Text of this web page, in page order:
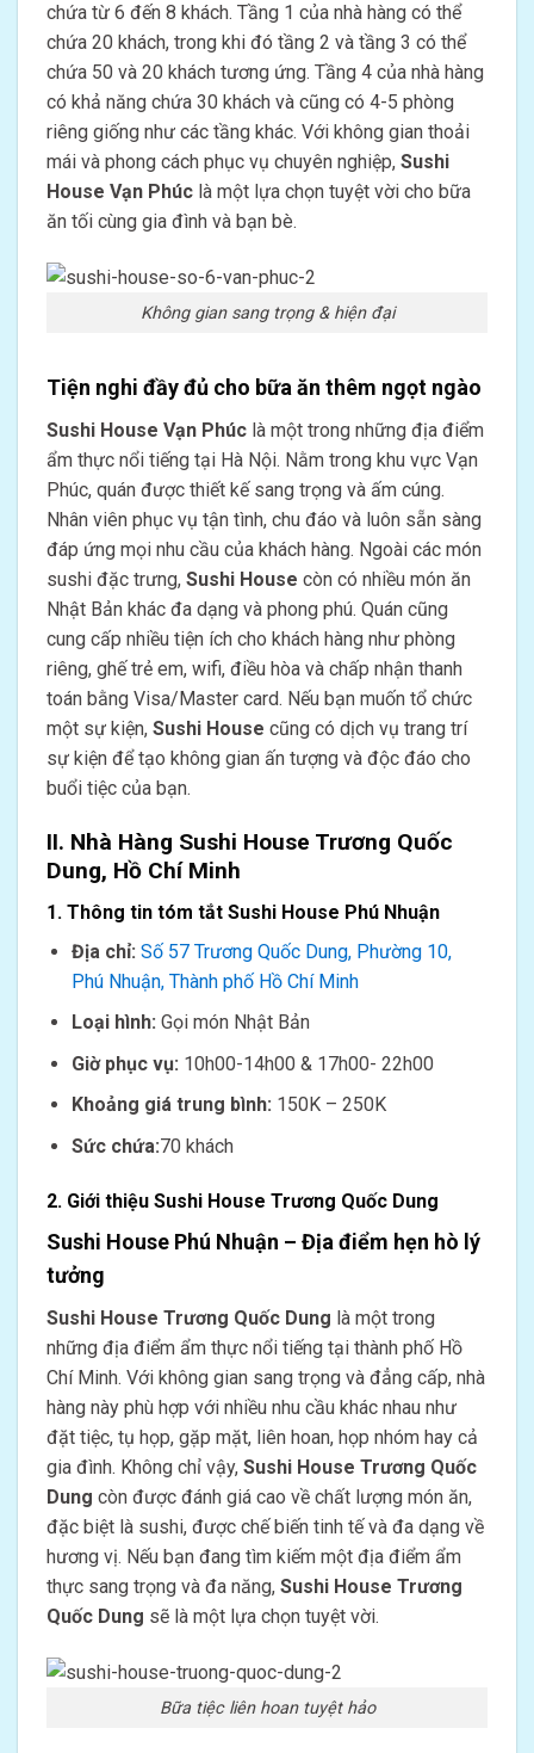
chứa từ 6 đến 8 khách. Tầng 1 của nhà hàng có thể
chứa 20 khách, trong khi đó tầng 2 và tầng 3 có thể
chứa 50 và 20 khách tương ứng. Tầng 4 của nhà hàng
có khả năng chứa 30 khách và cũng có 4-5 phòng
riêng giống như các tầng khác. Với không gian thoải
mái và phong cách phục vụ chuyên nghiệp, Sushi
House Vạn Phúc là một lựa chọn tuyệt vời cho bữa
ăn tối cùng gia đình và bạn bè.
Không gian sang trọng & hiện đại
Tiện nghi đầy đủ cho bữa ăn thêm ngọt ngào
Sushi House Vạn Phúc là một trong những địa điểm
ẩm thực nổi tiếng tại Hà Nội. Nằm trong khu vực Vạn
Phúc, quán được thiết kế sang trọng và ấm cúng.
Nhân viên phục vụ tận tình, chu đáo và luôn sẵn sàng
đáp ứng mọi nhu cầu của khách hàng. Ngoài các món
sushi đặc trưng, Sushi House còn có nhiều món ăn
Nhật Bản khác đa dạng và phong phú. Quán cũng
cung cấp nhiều tiện ích cho khách hàng như phòng
riêng, ghế trẻ em, wifi, điều hòa và chấp nhận thanh
toán bằng Visa/Master card. Nếu bạn muốn tổ chức
một sự kiện, Sushi House cũng có dịch vụ trang trí
sự kiện để tạo không gian ấn tượng và độc đáo cho
buổi tiệc của bạn.
II. Nhà Hàng Sushi House Trương Quốc
Dung, Hồ Chí Minh
1. Thông tin tóm tắt Sushi House Phú Nhuận
Địa chỉ: Số 57 Trương Quốc Dung, Phường 10,
Phú Nhuận, Thành phố Hồ Chí Minh
Loại hình: Gọi món Nhật Bản
Giờ phục vụ: 10h00-14h00 & 17h00- 22h00
Khoảng giá trung bình: 150K – 250K
Sức chứa:70 khách
2. Giới thiệu Sushi House Trương Quốc Dung
Sushi House Phú Nhuận – Địa điểm hẹn hò lý
tưởng
Sushi House Trương Quốc Dung là một trong
những địa điểm ẩm thực nổi tiếng tại thành phố Hồ
Chí Minh. Với không gian sang trọng và đẳng cấp, nhà
hàng này phù hợp với nhiều nhu cầu khác nhau như
đặt tiệc, tụ họp, gặp mặt, liên hoan, họp nhóm hay cả
gia đình. Không chỉ vậy, Sushi House Trương Quốc
Dung còn được đánh giá cao về chất lượng món ăn,
đặc biệt là sushi, được chế biến tinh tế và đa dạng về
hương vị. Nếu bạn đang tìm kiếm một địa điểm ẩm
thực sang trọng và đa năng, Sushi House Trương
Quốc Dung sẽ là một lựa chọn tuyệt vời.
Bữa tiệc liên hoan tuyệt hảo